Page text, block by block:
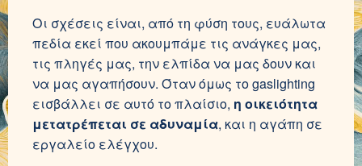
Οι σχέσεις είναι, από τη φύση τους, ευάλωτα
πεδία εκεί που ακουμπάμε τις ανάγκες μας,
τις πληγές μας, την ελπίδα να μας δουν και
να μας αγαπήσουν. Όταν όμως το gaslighting
εισβάλλει σε αυτό το πλαίσιο, η οικειότητα
μετατρέπεται σε αδυναμία, και η αγάπη σε
εργαλείο ελέγχου.